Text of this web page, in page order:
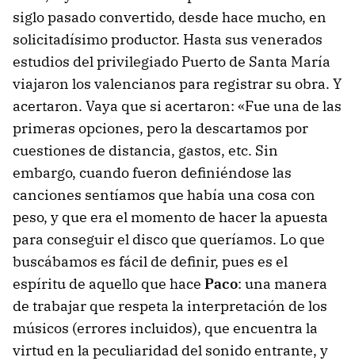
siglo pasado convertido, desde hace mucho, en
solicitadísimo productor. Hasta sus venerados
estudios del privilegiado Puerto de Santa María
viajaron los valencianos para registrar su obra. Y
acertaron. Vaya que si acertaron: «Fue una de las
primeras opciones, pero la descartamos por
cuestiones de distancia, gastos, etc. Sin
embargo, cuando fueron definiéndose las
canciones sentíamos que había una cosa con
peso, y que era el momento de hacer la apuesta
para conseguir el disco que queríamos. Lo que
buscábamos es fácil de definir, pues es el
espíritu de aquello que hace Paco: una manera
de trabajar que respeta la interpretación de los
músicos (errores incluidos), que encuentra la
virtud en la peculiaridad del sonido entrante, y